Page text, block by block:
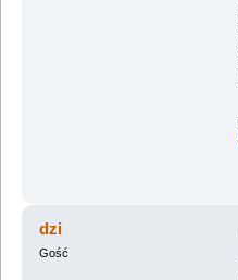
dzi
Gość